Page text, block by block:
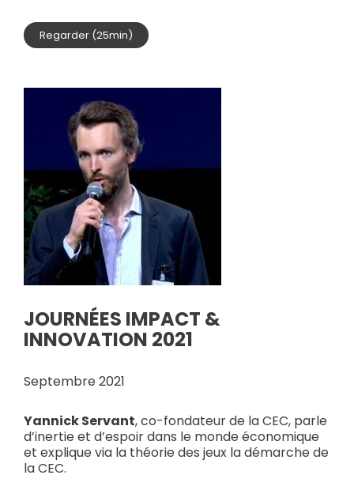
Regarder (25min)
JOURNÉES IMPACT &
INNOVATION 2021
Septembre 2021
Yannick Servant, co-fondateur de la CEC, parle
d’inertie et d’espoir dans le monde économique
et explique via la théorie des jeux la démarche de
la CEC.